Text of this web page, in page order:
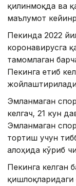
қилинмоқда ва
маълумот
Пекинда 2022
коронавирусга
тамомлаган
Пекинга етиб
Эмланмаган
келгач, 21 кун
Эмланмаган
тортиш учун
алоҳида кўриб
Пекинга келган
қишлоқларидаги